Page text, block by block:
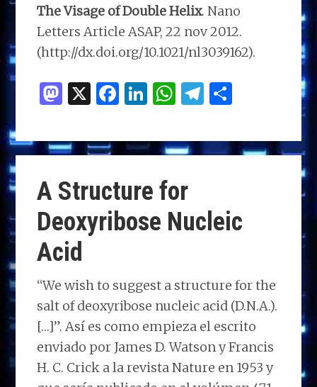
The Visage of Double Helix. Nano
Letters Article ASAP, 22 nov 2012.
(http://dx.doi.org/10.1021/nl3039162).
M
to
d
o
n
X F
ce
b
o
o
k
Li
k
e
dI
n
W
at
s
A
p
p
T
e
g
m
m
p
r
A Structure for
Deoxyribose Nucleic
Acid
“We wish to suggest a structure for the
salt of deoxyribose nucleic acid (D.N.A.).
[…]”. Así es como empieza el escrito
enviado por James D. Watson y Francis
H. C. Crick a la revista Nature en 1953 y